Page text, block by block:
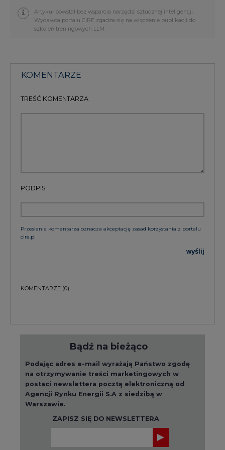
Artykuł powstał bez wsparcia narzędzi sztucznej inteligencji.
Wydawca portalu CIRE zgadza się na włączenie publikacji do
szkoleń treningowych LLM.
KOMENTARZE
TREŚĆ KOMENTARZA
PODPIS
Przesłanie komentarza oznacza akceptację zasad korzystania z portalu
cire.pl
wyślij
KOMENTARZE (0)
Bądź na bieżąco
Podając adres e-mail wyrażają Państwo zgodę
na otrzymywanie treści marketingowych w
postaci newslettera pocztą elektroniczną od
Agencji Rynku Energii S.A z siedzibą w
Warszawie.
ZAPISZ SIĘ DO NEWSLETTERA